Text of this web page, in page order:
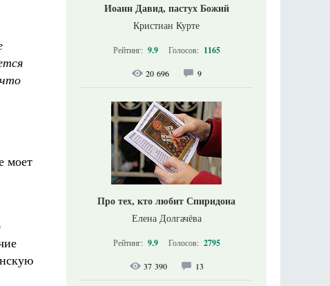
ся
моет
Иоанн Давид, пастух Божий
Кристиан Курте
Рейтинг: 9.9 Голосов: 1165
20 696 9
Про тех, кто любит Спиридона
Елена Долгачёва
Рейтинг: 9.9 Голосов: 2795
37 390 13